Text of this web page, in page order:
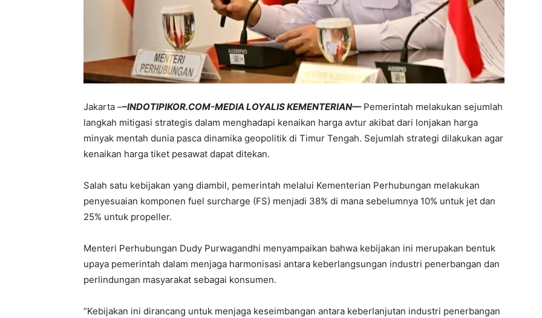
Jakarta ––INDOTIPIKOR.COM-MEDIA LOYALIS KEMENTERIAN—Pemerintah melakukan sejumlah
langkah mitigasi strategis dalam menghadapi kenaikan harga avtur akibat dari lonjakan harga
minyak mentah dunia pasca dinamika geopolitik di Timur Tengah. Sejumlah strategi dilakukan agar
kenaikan harga tiket pesawat dapat ditekan.
Salah satu kebijakan yang diambil, pemerintah melalui Kementerian Perhubungan melakukan
penyesuaian komponen fuel surcharge (FS) menjadi 38% di mana sebelumnya 10% untuk jet dan
25% untuk propeller.
Menteri Perhubungan Dudy Purwagandhi menyampaikan bahwa kebijakan ini merupakan bentuk
upaya pemerintah dalam menjaga harmonisasi antara keberlangsungan industri penerbangan dan
perlindungan masyarakat sebagai konsumen.
“Kebijakan ini dirancang untuk menjaga keseimbangan antara keberlanjutan industri penerbangan